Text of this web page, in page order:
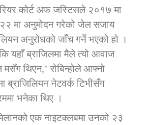
सामाजिक बिकास कार्यालय जुम्लाकाे सुचना
कोर्ट अफ जस्टिसले २०१७ मा
मा अनुमोदन गरेको जेल सजाय
अनुरोधको जाँच गर्ने भएको हो ।
यहाँ ब्राजिलमा मैले त्यो आवाज
थिएन,’ रोबिन्होले आफ्नो
ब्राजिलियन नेटवर्क टिभीसँग
भनेका थिए ।
एक नाइटक्लबमा उनको २३